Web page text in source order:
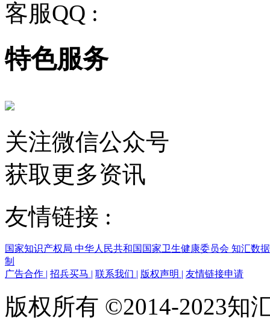
客服QQ :
特色服务
关注微信公众号
获取更多资讯
友情链接 :
国家知识产权局 中华人民共和国国家卫生健康委员会 知汇数
制
广告合作 | 招兵买马 | 联系我们 | 版权声明 | 友情链接申请
版权所有 ©2014-2023知